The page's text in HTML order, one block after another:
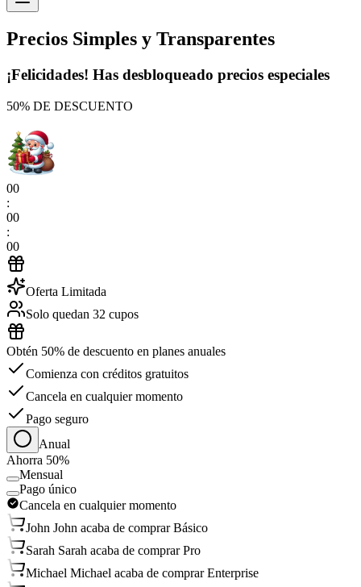
Precios Simples y Transparentes
¡Felicidades! Has desbloqueado precios especiales
50% DE DESCUENTO
00
:
00
:
00
Oferta Limitada
Solo quedan 32 cupos
Obtén 50% de descuento en planes anuales
Comienza con créditos gratuitos
Cancela en cualquier momento
Pago seguro
Anual
Ahorra 50%
Mensual
Pago único
Cancela en cualquier momento
John John acaba de comprar Básico
Sarah Sarah acaba de comprar Pro
Michael Michael acaba de comprar Enterprise